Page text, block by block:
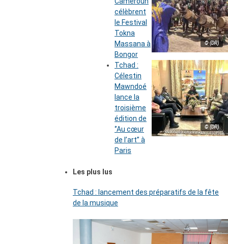
© (DR)
célèbrent
le Festival
Tokna
Massana à
Bongor
© (DR)
Tchad :
Célestin
Mawndoé
lance la
troisième
édition de
‘’Au cœur
de l’art’’ à
Paris
Les plus lus
Tchad : lancement des préparatifs de la fête
de la musique